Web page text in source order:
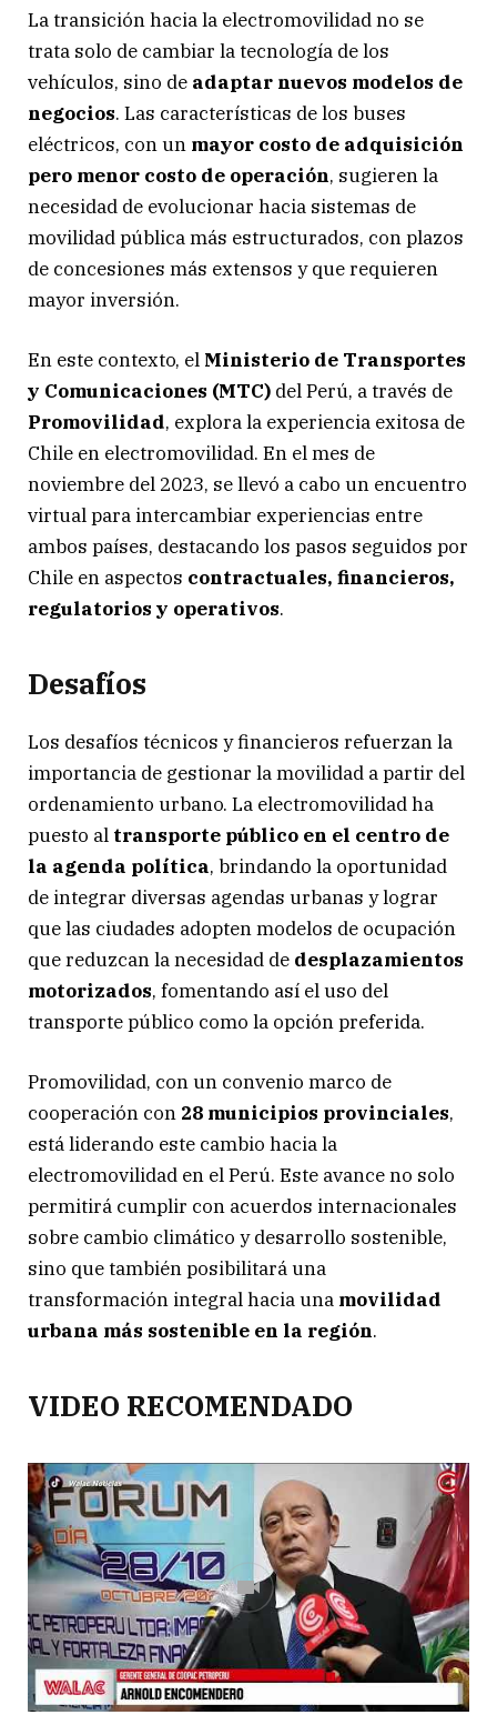
La transición hacia la electromovilidad no se
trata solo de cambiar la tecnología de los
vehículos, sino de adaptar nuevos modelos de
negocios. Las características de los buses
eléctricos, con un mayor costo de adquisición
pero menor costo de operación, sugieren la
necesidad de evolucionar hacia sistemas de
movilidad pública más estructurados, con plazos
de concesiones más extensos y que requieren
mayor inversión.
En este contexto, el Ministerio de Transportes
y Comunicaciones (MTC) del Perú, a través de
Promovilidad, explora la experiencia exitosa de
Chile en electromovilidad. En el mes de
noviembre del 2023, se llevó a cabo un encuentro
virtual para intercambiar experiencias entre
ambos países, destacando los pasos seguidos por
Chile en aspectos contractuales, financieros,
regulatorios y operativos.
Desafíos
Los desafíos técnicos y financieros refuerzan la
importancia de gestionar la movilidad a partir del
ordenamiento urbano. La electromovilidad ha
puesto al transporte público en el centro de
la agenda política, brindando la oportunidad
de integrar diversas agendas urbanas y lograr
que las ciudades adopten modelos de ocupación
que reduzcan la necesidad de desplazamientos
motorizados, fomentando así el uso del
transporte público como la opción preferida.
Promovilidad, con un convenio marco de
cooperación con 28 municipios provinciales,
está liderando este cambio hacia la
electromovilidad en el Perú. Este avance no solo
permitirá cumplir con acuerdos internacionales
sobre cambio climático y desarrollo sostenible,
sino que también posibilitará una
transformación integral hacia una movilidad
urbana más sostenible en la región.
VIDEO RECOMENDADO